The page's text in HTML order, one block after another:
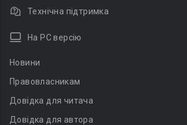
Технічна підтримка
На PC версію
Новини
Правовласникам
Довідка для читача
Довідка для автора